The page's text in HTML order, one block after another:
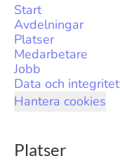
Start
Avdelningar
Platser
Medarbetare
Jobb
Data och integritet
Hantera cookies
Platser